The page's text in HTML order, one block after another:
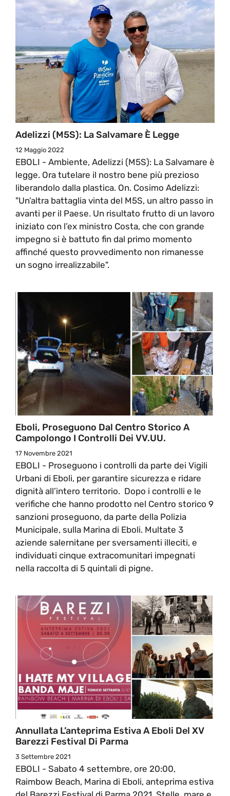
Adelizzi (M5S): La Salvamare È Legge
12 Maggio 2022
EBOLI - Ambiente, Adelizzi (M5S): La Salvamare è
legge. Ora tutelare il nostro bene più prezioso
liberandolo dalla plastica. On. Cosimo Adelizzi:
"Un’altra battaglia vinta del M5S, un altro passo in
avanti per il Paese. Un risultato frutto di un lavoro
iniziato con l’ex ministro Costa, che con grande
impegno si è battuto fin dal primo momento
affinché questo provvedimento non rimanesse
un sogno irrealizzabile".
Eboli, Proseguono Dal Centro Storico A
Campolongo I Controlli Dei VV.UU.
17 Novembre 2021
EBOLI - Proseguono i controlli da parte dei Vigili
Urbani di Eboli, per garantire sicurezza e ridare
dignità all’intero territorio. Dopo i controlli e le
verifiche che hanno prodotto nel Centro storico 9
sanzioni proseguono, da parte della Polizia
Municipale, sulla Marina di Eboli. Multate 3
aziende salernitane per sversamenti illeciti, e
individuati cinque extracomunitari impegnati
nella raccolta di 5 quintali di pigne.
Annullata L’anteprima Estiva A Eboli Del XV
Barezzi Festival Di Parma
3 Settembre 2021
EBOLI - Sabato 4 settembre, ore 20:00,
Raimbow Beach, Marina di Eboli, anteprima estiva